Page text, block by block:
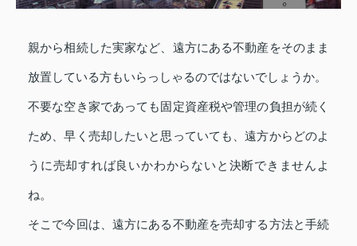
親から相続した実家など、遠方にある不動産をそのまま
放置している方もいらっしゃるのではないでしょうか。
不要な空き家であっても固定資産税や管理の負担が続く
ため、早く売却したいと思っていても、遠方からどのよ
うに売却すれば良いかわからないと決断できませんよ
ね。
そこで今回は、遠方にある不動産を売却する方法と手続